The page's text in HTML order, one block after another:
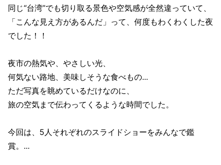
同じ“台湾”でも切り取る景色や空気感が全然違っていて、
「こんな見え方があるんだ」って、何度もわくわくした夜
でした！！
夜市の熱気や、やさしい光、
何気ない路地、美味しそうな食べもの...
ただ写真を眺めているだけなのに、
旅の空気まで伝わってくるような時間でした。
今回は、5人それぞれのスライドショーをみんなで鑑
賞。...